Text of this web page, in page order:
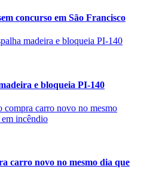
concurso em São Francisco
e bloqueia PI-140
carro novo no mesmo dia que